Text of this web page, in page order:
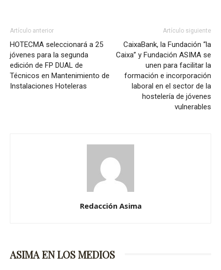
Artículo anterior
HOTECMA seleccionará a 25
jóvenes para la segunda
edición de FP DUAL de
Técnicos en Mantenimiento de
Instalaciones Hoteleras
Artículo siguiente
CaixaBank, la Fundación “la
Caixa” y Fundación ASIMA se
unen para facilitar la
formación e incorporación
laboral en el sector de la
hostelería de jóvenes
vulnerables
Redacción Asima
ASIMA EN LOS MEDIOS